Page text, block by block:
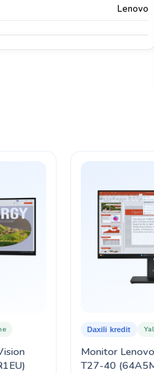
Lenovo
Monitor
T27-40
Daxili kredit